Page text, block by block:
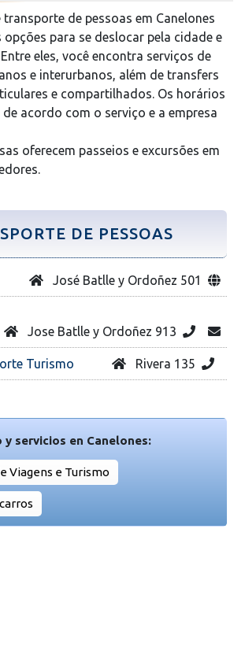
transporte de pessoas em Canelones
opções para se deslocar pela cidade e
eles, você encontra serviços de
e interurbanos, além de transfers
e compartilhados. Os horários
acordo com o serviço e a empresa
oferecem passeios e excursões em
DE PESSOAS
José Batlle y Ordoñez 501
Jose Batlle y Ordoñez 913
Turismo Rivera 135
y servicios en Canelones:
Viagens e Turismo